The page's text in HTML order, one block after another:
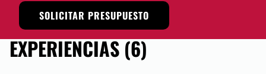
SOLICITAR PRESUPUESTO
EXPERIENCIAS (6)